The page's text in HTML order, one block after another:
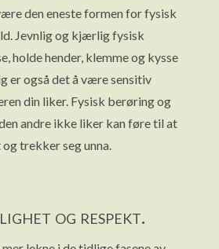
den eneste formen for fysisk
Jevnlig og kjærlig fysisk
holde hender, klemme og kysse
er også det å være sensitiv
din liker. Fysisk berøring og
andre ikke liker kan føre til at
trekker seg unna.
og respekt.